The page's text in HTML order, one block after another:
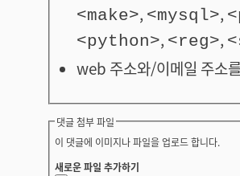
<make>, <mysql>,
<python>, <reg>,
web 주소와/이메일 주소
댓글 첨부 파일
이 댓글에 이미지나 파일을 업로드 합니다.
새로운 파일 추가하기